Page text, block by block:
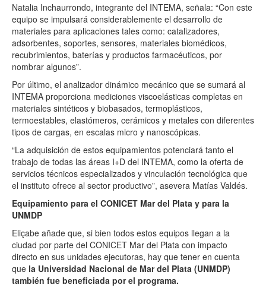
Natalia Inchaurrondo, integrante del INTEMA, señala: “Con este
equipo se impulsará considerablemente el desarrollo de
materiales para aplicaciones tales como: catalizadores,
adsorbentes, soportes, sensores, materiales biomédicos,
recubrimientos, baterías y productos farmacéuticos, por
nombrar algunos”.
Por último, el analizador dinámico mecánico que se sumará al
INTEMA proporciona mediciones viscoelásticas completas en
materiales sintéticos y biobasados, termoplásticos,
termoestables, elastómeros, cerámicos y metales con diferentes
tipos de cargas, en escalas micro y nanoscópicas.
“La adquisición de estos equipamientos potenciará tanto el
trabajo de todas las áreas I+D del INTEMA, como la oferta de
servicios técnicos especializados y vinculación tecnológica que
el instituto ofrece al sector productivo”, asevera Matías Valdés.
Equipamiento para el CONICET Mar del Plata y para la
UNMDP
Eliçabe añade que, si bien todos estos equipos llegan a la
ciudad por parte del CONICET Mar del Plata con impacto
directo en sus unidades ejecutoras, hay que tener en cuenta
que la Universidad Nacional de Mar del Plata (UNMDP)
también fue beneficiada por el programa.